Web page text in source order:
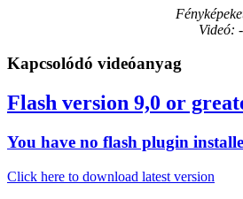
Videó:
Kapcsolódó videóanyag
Flash version 9,0 or
You have no flash plugin
Click here to download latest version